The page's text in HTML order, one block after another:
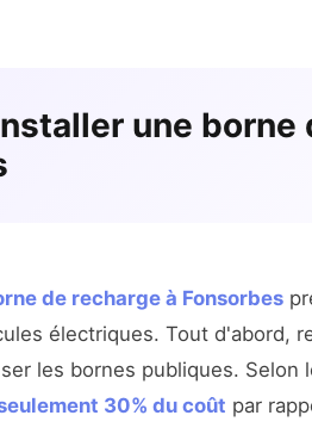
une borne
de recharge à Fonsorbes
électriques. Tout d'abord,
les bornes publiques. Selon
30% du coût par